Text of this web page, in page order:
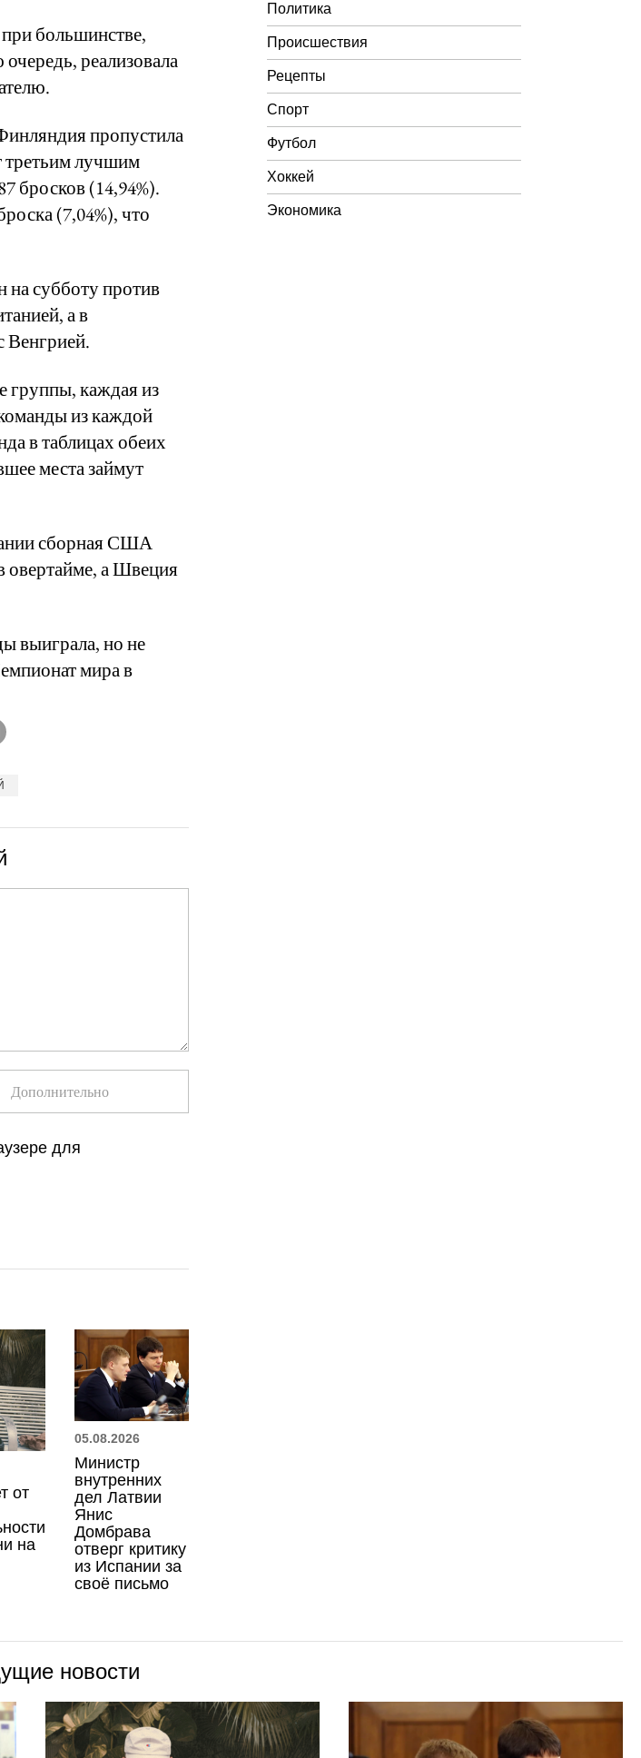
большинстве,
реализовала
пропустила
третьим лучшим
бросков (14,94%).
(7,04%), что
субботу против
а в
Венгрией.
группы, каждая из
из каждой
в таблицах обеих
места займут
сборная США
овертайме, а Швеция
выиграла, но не
мира в
для
от
на
05.08.2026
Министр
внутренних
дел Латвии
Янис
Домбрава
отверг критику
из Испании за
своё письмо
Политика
Происшествия
Рецепты
Спорт
Футбол
Хоккей
Экономика
новости